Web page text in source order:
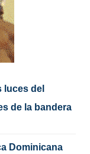
luces del
de la bandera
Dominicana